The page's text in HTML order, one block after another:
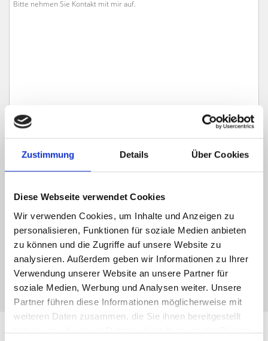
Zustimmung Details Über Cookies
Diese Webseite verwendet Cookies
Wir verwenden Cookies, um Inhalte und Anzeigen zu
personalisieren, Funktionen für soziale Medien anbieten
zu können und die Zugriffe auf unsere Website zu
analysieren. Außerdem geben wir Informationen zu Ihrer
Verwendung unserer Website an unsere Partner für
soziale Medien, Werbung und Analysen weiter. Unsere
Partner führen diese Informationen möglicherweise mit
weiteren Daten zusammen, die Sie ihnen bereitgestellt
haben oder die sie im Rahmen Ihrer Nutzung der Dienste
Hinweis: Sie können Ihre Einwilligung jederzeit für die Zukunft per E-Mail
an info@hegerich-immobilien.de widerrufen. *
* Pflichtfelder
Absenden